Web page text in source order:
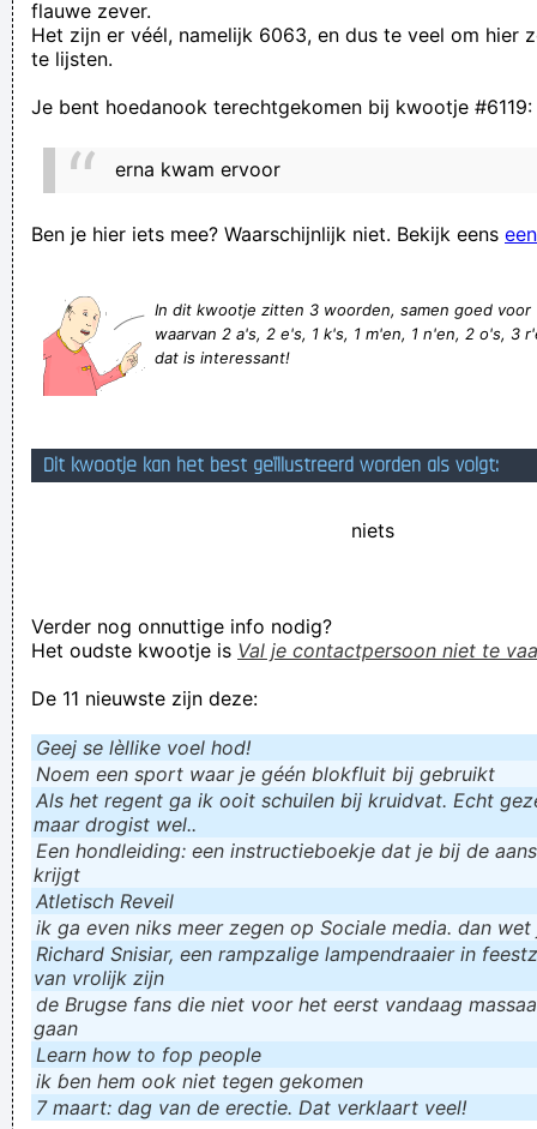
geen frieten in twee? Nee, maar frieten zijn dan ook geen 30
cm lang! En fuck you! *krak*
wierook aan, muziekje op de achtergrond en five-knuckle-
Welke onverlaat heeft mijn reactie weggegumd??? Trouwens,
espresso moet?
Di ko suot salamin ko kaya Di ko alam ang sagot
ergens op deze aarde zijn er vele cadeauloze kinderen hun
hat maar twee fatzoenlijke verdedetigers erbij gehaalt
don´t need say nothing, umbeliveble
Verknoei je tijd op een nuttige manier!
Geej se lèllike voel hod!
flauwe zever.
Het zijn er véél, namelijk 6063, en dus te veel om hier
te lijsten.
Je bent hoedanook terechtgekomen bij kwootje #6119:
erna kwam ervoor
Ben je hier iets mee? Waarschijnlijk niet. Bekijk eens
In dit kwootje zitten 3 woorden, samen goed voor
waarvan 2 a's, 2 e's, 1 k's, 1 m'en, 1 n'en, 2 o's, 3
dat is interessant!
Dit kwootje kan het best geïllustreerd worden als volgt:
niets
Verder nog onnuttige info nodig?
Het oudste kwootje is Val je contactpersoon niet te
De 11 nieuwste zijn deze:
Geej se lèllike voel hod!
Noem een sport waar je géén blokfluit bij gebruikt
Als het regent ga ik ooit schuilen bij kruidvat. Echt
maar drogist wel..
Een hondleiding: een instructieboekje dat je bij de
krijgt
Atletisch Reveil
ik ga even niks meer zegen op Sociale media. dan
Richard Snisiar, een rampzalige lampendraaier in
van vrolijk zijn
de Brugse fans die niet voor het eerst vandaag
gaan
Learn how to fop people
ik ɓen hem ook niet tegen gekomen
7 maart: dag van de erectie. Dat verklaart veel!